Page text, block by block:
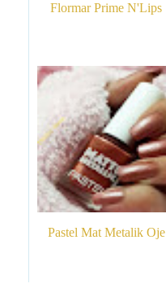
Flormar Prime N'Lips
Pastel Mat Metalik Oje